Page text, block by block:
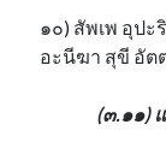
๑๐) สัพเพ อุปะ
อะนีฆา สุขี อัต
(๓.๑๑)